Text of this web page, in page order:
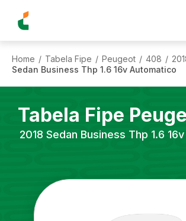
Home / Tabela Fipe / Peugeot / 408 /
Sedan Business Thp 1.6 16v Automatico
Tabela Fipe
2018 Sedan Business Thp 1.6